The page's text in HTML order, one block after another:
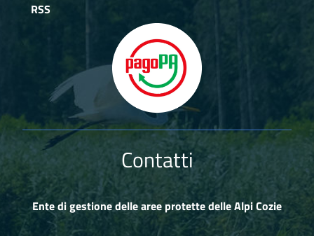
RSS
Contatti
Ente di gestione delle aree protette delle Alpi Cozie